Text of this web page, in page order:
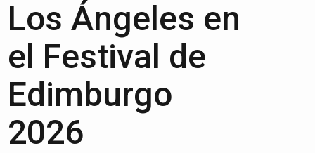
Los Ángeles en
el Festival de
Edimburgo
2026